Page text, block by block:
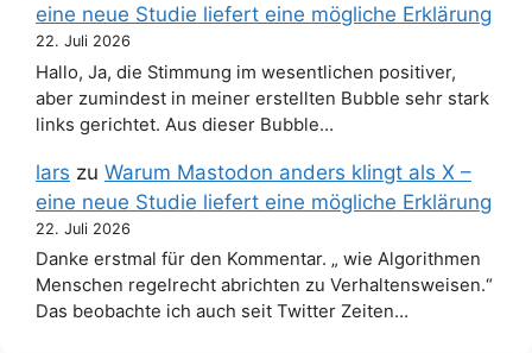
eine neue Studie liefert eine mögliche Erklärung
22. Juli 2026
Hallo, Ja, die Stimmung im wesentlichen positiver,
aber zumindest in meiner erstellten Bubble sehr stark
links gerichtet. Aus dieser Bubble…
lars zu Warum Mastodon anders klingt als X –
eine neue Studie liefert eine mögliche Erklärung
22. Juli 2026
Danke erstmal für den Kommentar. „ wie Algorithmen
Menschen regelrecht abrichten zu Verhaltensweisen.“
Das beobachte ich auch seit Twitter Zeiten…